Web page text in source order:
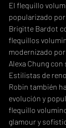
El flequillo
popularizado
Brigitte Bardot
flequillos
modernizado
Alexa Chung
Estilistas de
Robin también
evolución y
flequillo
glamour y